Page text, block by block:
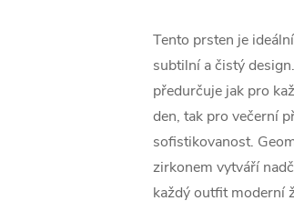
Tento prsten je
subtilní a čistý
předurčuje jak pro
den, tak pro večerní
sofistikovanost.
zirkonem vytváří
každý outfit moderní